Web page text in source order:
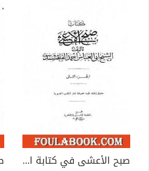
صبح الأعشى في كتابة الإنشا - الجزء الثاني: تابع المقالة الأولى